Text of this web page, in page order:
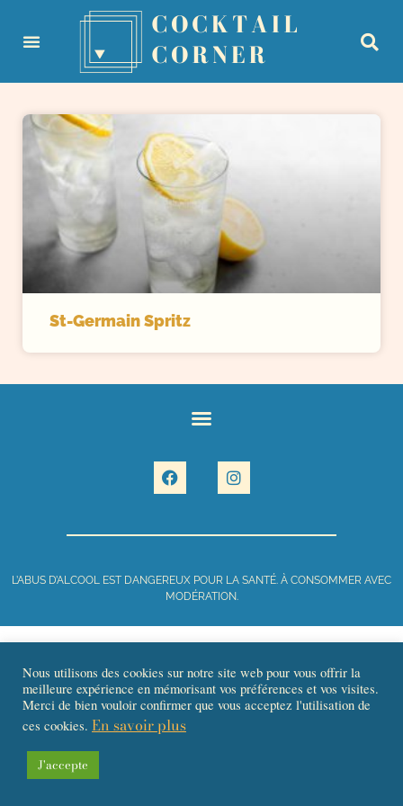
St-Germain Spritz
L’ABUS D’ALCOOL EST DANGEREUX POUR LA SANTÉ. À CONSOMMER AVEC
MODÉRATION.
Nous utilisons des cookies sur notre site web pour vous offrir la
meilleure expérience en mémorisant vos préférences et vos visites.
Merci de bien vouloir confirmer que vous acceptez l'utilisation de
ces cookies. En savoir plus
J'accepte